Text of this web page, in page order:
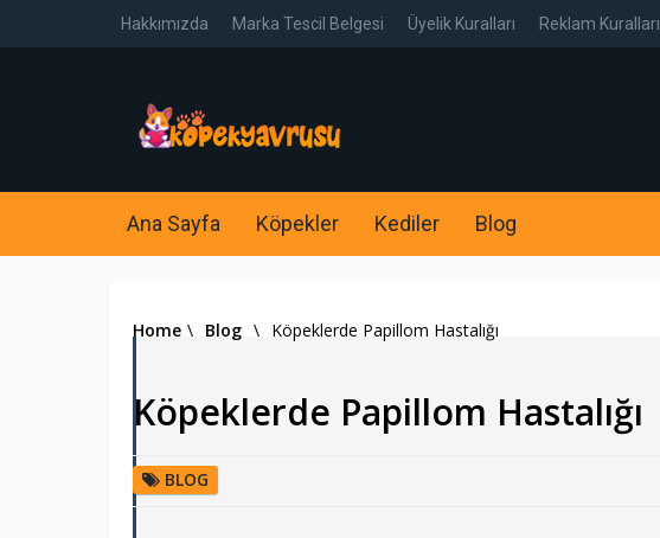
Hakkımızda Marka Tescil Belgesi Üyelik Kuralları Reklam Kuralları
Ana Sayfa Köpekler Kediler Blog
Home \ Blog \ Köpeklerde Papillom Hastalığı
Köpeklerde Papillom Hastalığı
BLOG